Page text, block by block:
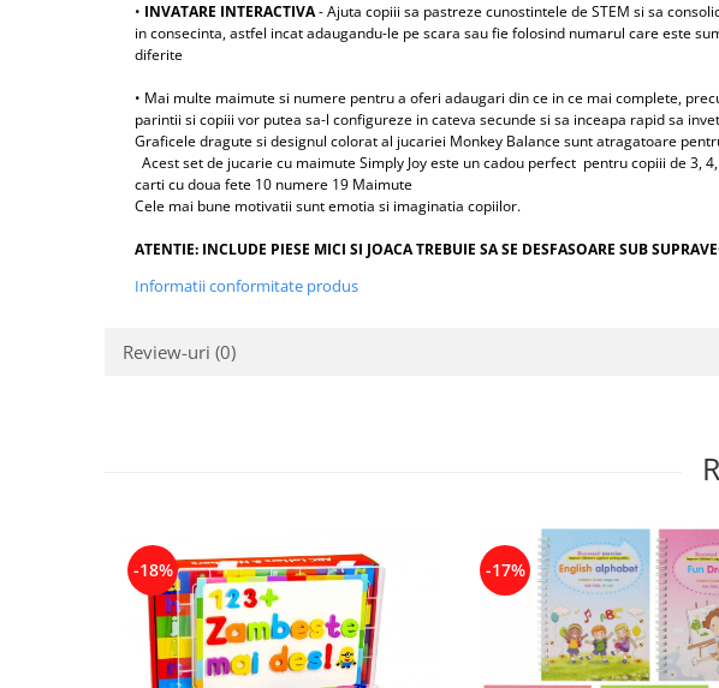
• INVATARE INTERACTIVA- Ajuta copiii sa pastreze cunostintele de STEM si sa
in consecinta, astfel incat adaugandu-le pe scara sau fie folosind numarul care este
diferite
• Mai multe maimute si numere pentru a oferi adaugari din ce in ce mai complete,
parintii si copiii vor putea sa-l configureze in cateva secunde si sa inceapa rapid sa
Graficele dragute si designul colorat al jucariei Monkey Balance sunt atragatoare
Acest set de jucarie cu maimute Simply Joy este un cadou perfect pentru copiii de
carti cu doua fete 10 numere 19 Maimute
Cele mai bune motivatii sunt emotia si imaginatia copiilor.
ATENTIE: INCLUDE PIESE MICI SI JOACA TREBUIE SA SE DESFASOARE SUB
Informatii conformitate produs
Review-uri (0)
-18% -17%